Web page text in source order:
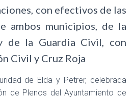
con efectivos de las
ambos municipios, de la
de la Guardia Civil, con
Civil y Cruz Roja
de Elda y Petrer, celebrada
de Plenos del Ayuntamiento de